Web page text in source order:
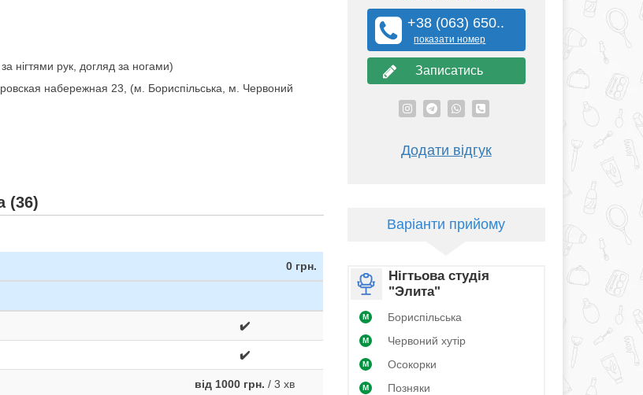
нігтями рук, догляд за ногами)
набережная 23, (м. Бориспільська, м. Червоний
(36)
0 грн.
✔️
✔️
від 1000 грн. / 3 хв
+38 (063) 650..
показати номер
Записатись
Додати відгук
Варіанти прийому
Нігтьова студія
"Элита"
M Бориспільська
M Червоний хутір
M Осокорки
M Позняки